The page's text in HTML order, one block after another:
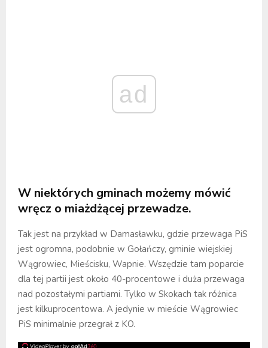
ad
W niektórych gminach możemy mówić
wręcz o miażdżącej przewadze.
Tak jest na przykład w Damasławku, gdzie przewaga PiS
jest ogromna, podobnie w Gołańczy, gminie wiejskiej
Wągrowiec, Mieścisku, Wapnie. Wszędzie tam poparcie
dla tej partii jest około 40-procentowe i duża przewaga
nad pozostałymi partiami. Tylko w Skokach tak różnica
jest kilkuprocentowa. A jedynie w mieście Wągrowiec
PiS minimalnie przegrał z KO.